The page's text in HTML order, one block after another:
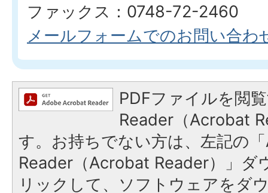
ファックス：0748-72-2460
メールフォームでのお問い合わ
PDFファイルを閲
Reader（Acrobat
す。お持ちでない方は、左記の
Reader（Acrobat Reader）」ダ
リックして、ソフトウェアをダ